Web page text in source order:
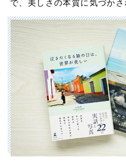
で、美しさの本質に気づかさ